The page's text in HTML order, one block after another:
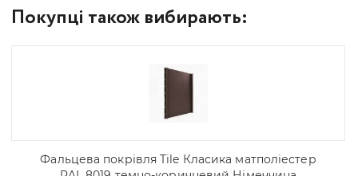
Покупці також вибирають:
Фальцева покрівля Tile Класика матполіестер